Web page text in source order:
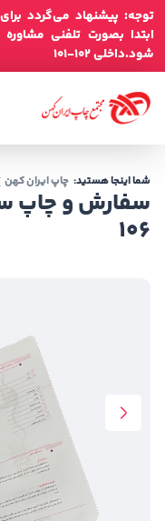
توجه: پیشنهاد می‌گردد
ابتدا بصورت تلفنی
شود.داخلی 102-101
سفارش و چاپ
106
شما اینجا هستید: چاپ ایران کهن